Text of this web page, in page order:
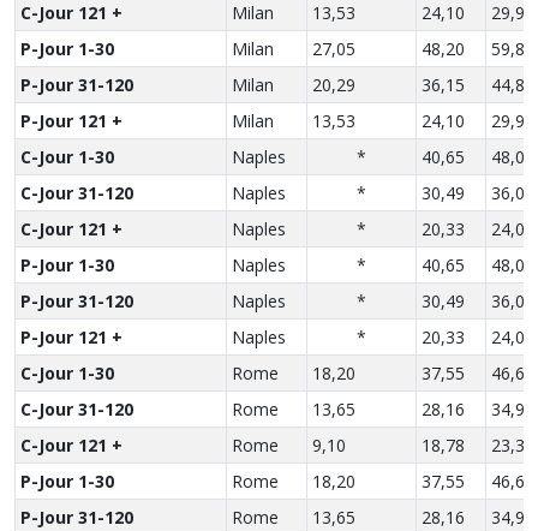
C-Jour 121 +
Milan 13,53 24,10
29,93
P-Jour 1-30
Milan 27,05 48,20
59,85
P-Jour 31-120
Milan 20,29 36,15
44,89
P-Jour 121 +
Milan 13,53 24,10
29,93
C-Jour 1-30
Naples * 40,65
48,00
C-Jour 31-120
Naples * 30,49
36,00
C-Jour 121 +
Naples * 20,33
24,00
P-Jour 1-30
Naples * 40,65
48,00
P-Jour 31-120
Naples * 30,49
36,00
P-Jour 121 +
Naples * 20,33
24,00
C-Jour 1-30
Rome 18,20 37,55
46,65
C-Jour 31-120
Rome 13,65 28,16
34,99
C-Jour 121 +
Rome 9,10 18,78
23,33
P-Jour 1-30
Rome 18,20 37,55
46,65
P-Jour 31-120
Rome 13,65 28,16
34,99